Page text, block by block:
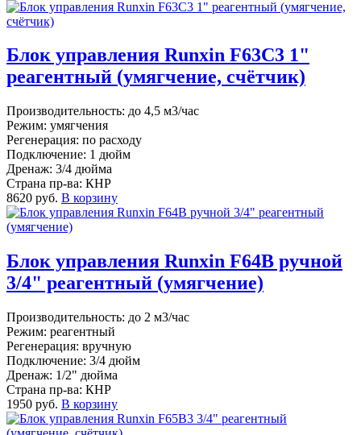
Блок управления Runxin F63C3 1"
реагентный (умягчение, счётчик)
Производительность: до 4,5 м3/час
Режим: умягчения
Регенерация: по расходу
Подключение: 1 дюйм
Дренаж: 3/4 дюйма
Страна пр-ва: КНР
8620 руб. В корзину
Блок управления Runxin F64B ручной
3/4" реагентный (умягчение)
Производительность: до 2 м3/час
Режим: реагентный
Регенерация: вручную
Подключение: 3/4 дюйм
Дренаж: 1/2" дюйма
Страна пр-ва: КНР
1950 руб. В корзину